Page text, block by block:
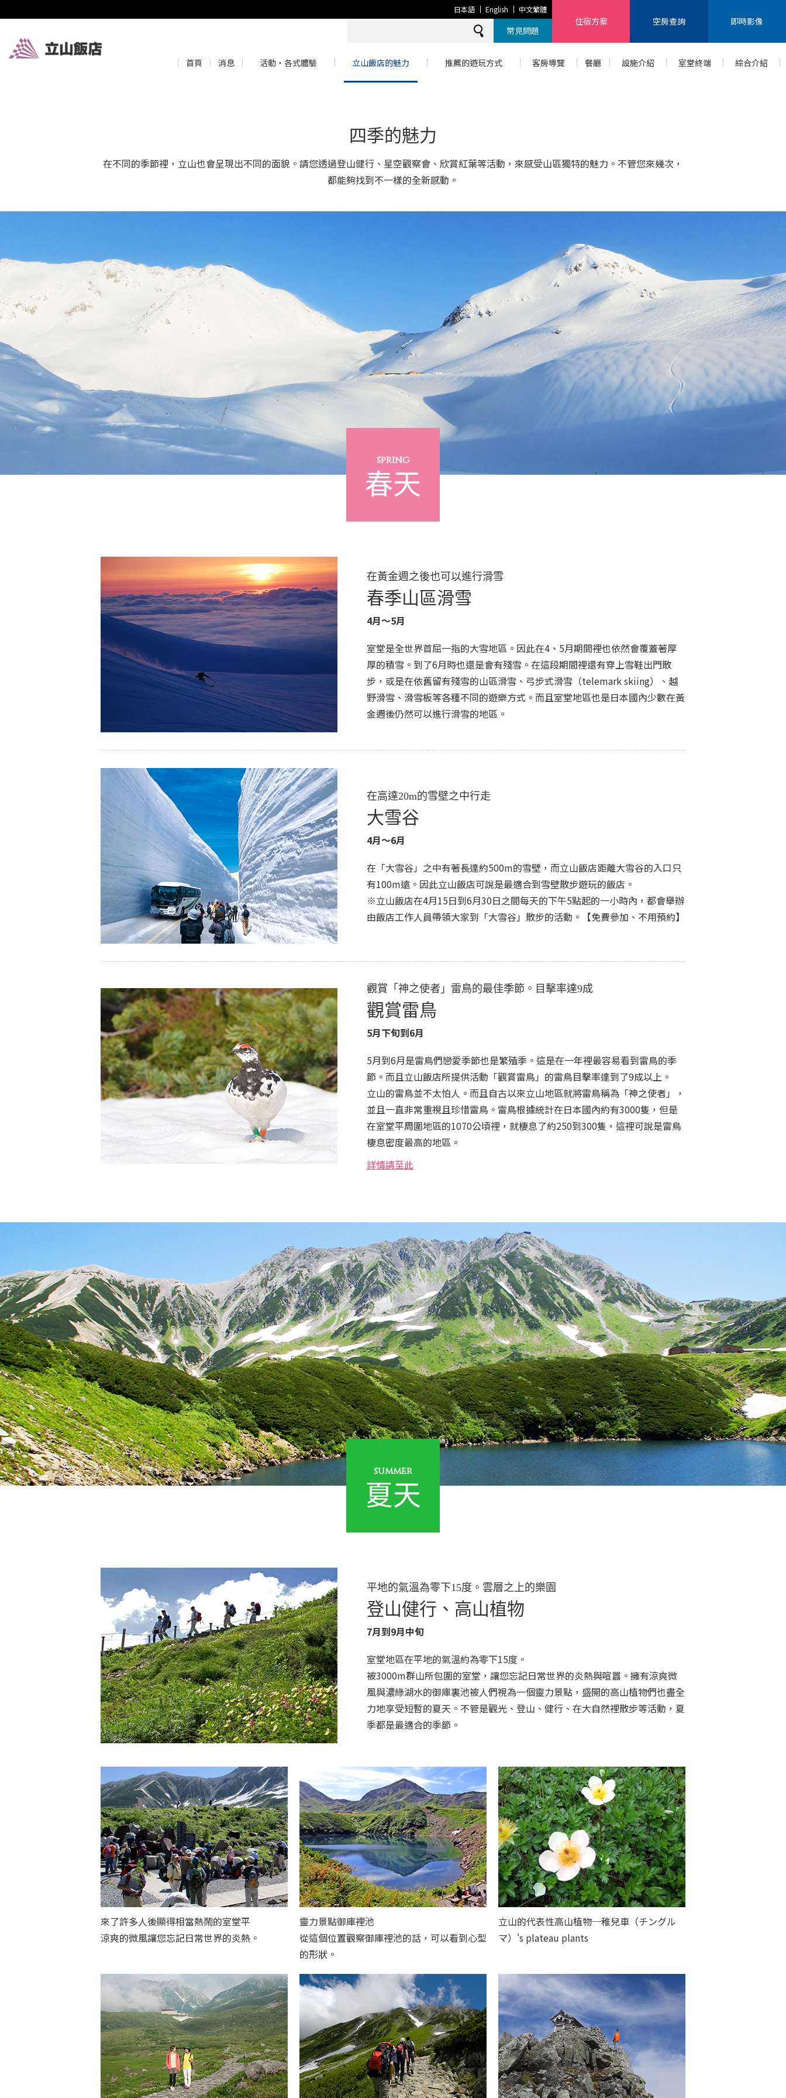
日本語 English 中文繁體
住宿方案 空房查詢
即時影像
常見問題
首頁 消息 活動・各式體驗 立山飯店的魅力 推薦的遊玩方式 客房導覽 餐廳 設施介紹 室堂終端 綜合介紹
四季的魅力
在不同的季節裡，立山也會呈現出不同的面貌。請您透過登山健行、星空觀察會、欣賞紅葉等活動，來感受山區獨特的魅力。不管您來幾次，
都能夠找到不一樣的全新感動。
spring
春天
在黃金週之後也可以進行滑雪
春季山區滑雪
4月～5月
室堂是全世界首屈一指的大雪地區。因此在4、5月期間裡也依然會覆蓋著厚
厚的積雪。到了6月時也還是會有殘雪。在這段期間裡還有穿上雪鞋出門散
步，或是在依舊留有殘雪的山區滑雪、弓步式滑雪（telemark skiing）、越
野滑雪、滑雪板等各種不同的遊樂方式。而且室堂地區也是日本國內少數在黃
金週後仍然可以進行滑雪的地區。
在高達20m的雪壁之中行走
大雪谷
4月～6月
在「大雪谷」之中有著長達約500m的雪壁，而立山飯店距離大雪谷的入口只
有100m遠。因此立山飯店可說是最適合到雪壁散步遊玩的飯店。
※立山飯店在4月15日到6月30日之間每天的下午5點起的一小時內，都會舉辦
由飯店工作人員帶領大家到「大雪谷」散步的活動。【免費參加、不用預約】
觀賞「神之使者」雷鳥的最佳季節。目擊率達9成
觀賞雷鳥
5月下旬到6月
5月到6月是雷鳥們戀愛季節也是繁殖季。這是在一年裡最容易看到雷鳥的季
節。而且立山飯店所提供活動「觀賞雷鳥」的雷鳥目擊率達到了9成以上。
立山的雷鳥並不太怕人。而且自古以來立山地區就將雷鳥稱為「神之使者」，
並且一直非常重視且珍惜雷鳥。雷鳥根據統計在日本國內約有3000隻，但是
在室堂平周圍地區的1070公頃裡，就棲息了約250到300隻，這裡可說是雷鳥
棲息密度最高的地區。
詳情請至此
summer
夏天
平地的氣溫為零下15度。雲層之上的樂園
登山健行、高山植物
7月到9月中旬
室堂地區在平地的氣溫約為零下15度。
被3000m群山所包圍的室堂，讓您忘記日常世界的炎熱與喧囂。擁有涼爽微
風與濃綠湖水的御庫裏池被人們視為一個靈力景點，盛開的高山植物們也盡全
力地享受短暫的夏天。不管是觀光、登山、健行、在大自然裡散步等活動，夏
季都是最適合的季節。
來了許多人後顯得相當熱鬧的室堂平
涼爽的微風讓您忘記日常世界的炎熱。
靈力景點御庫裡池
從這個位置觀察御庫裡池的話，可以看到心型
的形狀。
立山的代表性高山植物─稚兒車（チングル
マ）'s plateau plants